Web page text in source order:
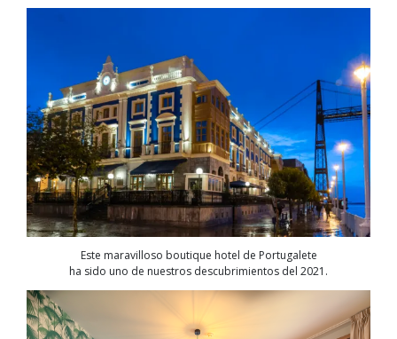
Este maravilloso boutique hotel de Portugalete
ha sido uno de nuestros descubrimientos del 2021.